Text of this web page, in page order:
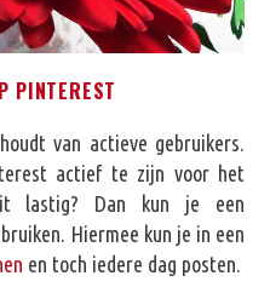
PINTEREST
van actieve gebruikers.
actief te zijn voor het
lastig? Dan kun je een
Hiermee kun je in een
en toch iedere dag posten.